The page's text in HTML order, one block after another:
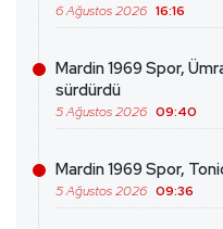
6 Ağustos 2026 16:16
Mardin 1969 Spor,
sürdürdü
5 Ağustos 2026 09:40
Mardin 1969 Spor,
5 Ağustos 2026 09:36